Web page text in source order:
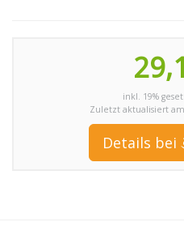
inkl. 19%
Zuletzt aktualisiert
Details bei